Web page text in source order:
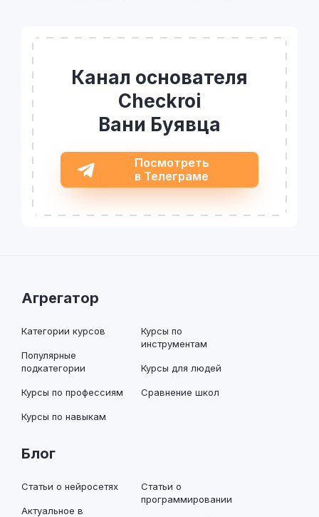
Канал основателя
Checkroi
Вани Буявца
Посмотреть
в Телеграме
Агрегатор
Категории курсов
Популярные
подкатегории
Курсы по профессиям
Курсы по навыкам
Курсы по
инструментам
Курсы для людей
Сравнение школ
Блог
Статьи о нейросетях
Актуальное в
Статьи о
программировании